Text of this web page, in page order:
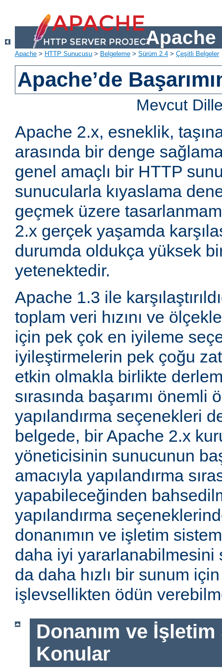
Apache
Apache > HTTP Sunucusu > Belgeleme > Sürüm 2.4 > Çeşitli Belgeler
Apache’de
Mevcut
Apache 2.x, esneklik,
arasında bir denge
genel amaçlı bir HTTP
sunucularla kıyaslama
geçmek üzere
2.x gerçek yaşamda
durumda oldukça yüksek
yetenektedir.
Apache 1.3 ile
toplam veri hızını ve
için pek çok en iyileme
iyileştirmelerin pek çoğu
etkin olmakla birlikte
sırasında başarımı
yapılandırma seçenekleri
belgede, bir Apache 2.x
yöneticisinin sunucunun
amacıyla yapılandırma
yapabileceğinden
yapılandırma
donanımın ve işletim
daha iyi yararlanabilmesini
da daha hızlı bir sunum
işlevsellikten ödün
Donanım ve
Konular